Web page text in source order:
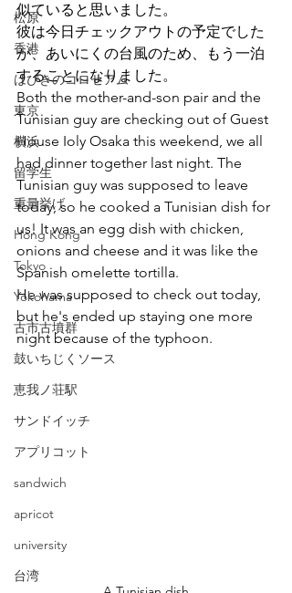
松原
香港
はびきのコロセアム
東京
横浜
留学生
重量挙げ
Hong Kong
Tokyo
Yokohama
古市古墳群
鼓いちじくソース
恵我ノ荘駅
サンドイッチ
アプリコット
sandwich
apricot
university
台湾
似ていると思いました。
彼は今日チェックアウトの予定でした
が、あいにくの台風のため、もう一泊
することになりました。
Both the mother-and-son pair and the
Tunisian guy are checking out of Guest
House Ioly Osaka this weekend, we all
had dinner together last night. The
Tunisian guy was supposed to leave
today, so he cooked a Tunisian dish for
us! It was an egg dish with chicken,
onions and cheese and it was like the
Spanish omelette tortilla.
He was supposed to check out today,
but he's ended up staying one more
night because of the typhoon.